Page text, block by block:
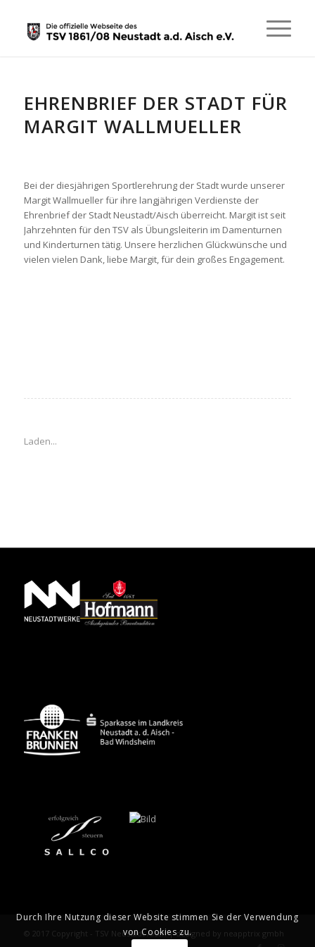
EHRENBRIEF DER STADT FÜR
MARGIT WALLMUELLER
Bei der diesjährigen Sportlerehrung der Stadt wurde unserer
Margit Wallmueller für ihre langjährigen Verdienste der
Ehrenbrief der Stadt Neustadt/Aisch überreicht. Margit ist seit
Jahrzehnten für den TSV als Übungsleiterin im Damenturnen
und Kinderturnen tätig. Unsere herzlichen Glückwünsche und
vielen vielen Dank, liebe Margit, für dein großes Engagement.
Laden...
© 2017 Copyright - TSV Neustadt Aisch | designed by neapptrix gmbh
Durch Ihre Nutzung dieser Website stimmen Sie der Verwendung
von Cookies zu.